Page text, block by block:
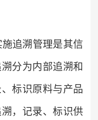
追溯管理是其信
分为内部追溯和
标识原料与产品
，记录、标识供